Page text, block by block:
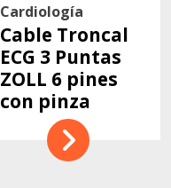
Cardiología
Cable Troncal
ECG 3 Puntas
ZOLL 6 pines
con pinza